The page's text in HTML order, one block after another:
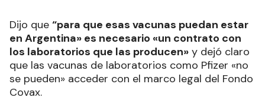
Dijo que “para que esas vacunas puedan estar
en Argentina» es necesario «un contrato con
los laboratorios que las producen» y dejó claro
que las vacunas de laboratorios como Pfizer «no
se pueden» acceder con el marco legal del Fondo
Covax.